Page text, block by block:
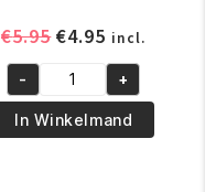
€5.95
was:
€5.95.
€4.95 Huidige
prijs
is:
€4.95.
incl.
Olive
Oil
Body
- +
In Winkelmand